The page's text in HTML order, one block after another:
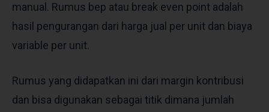
manual. Rumus bep atau break even point adalah
hasil pengurangan dari harga jual per unit dan biaya
variable per unit.
Rumus yang didapatkan ini dari margin kontribusi
dan bisa digunakan sebagai titik dimana jumlah